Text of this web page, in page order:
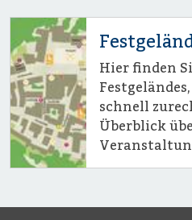
Hier finden
schnell
Überblick